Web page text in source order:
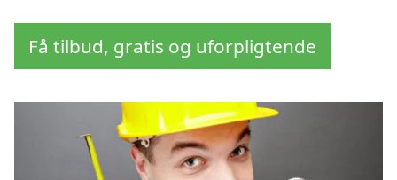
Få tilbud, gratis og uforpligtende